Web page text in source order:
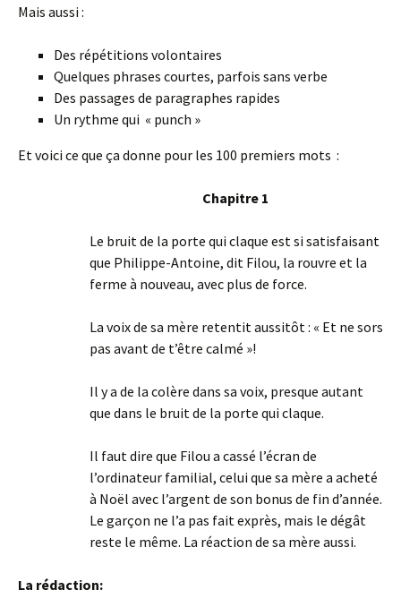
Mais aussi :
Des répétitions volontaires
Quelques phrases courtes, parfois sans verbe
Des passages de paragraphes rapides
Un rythme qui « punch »
Et voici ce que ça donne pour les 100 premiers mots :
Chapitre 1
Le bruit de la porte qui claque est si satisfaisant
que Philippe-Antoine, dit Filou, la rouvre et la
ferme à nouveau, avec plus de force.
La voix de sa mère retentit aussitôt : « Et ne sors
pas avant de t’être calmé »!
Il y a de la colère dans sa voix, presque autant
que dans le bruit de la porte qui claque.
Il faut dire que Filou a cassé l’écran de
l’ordinateur familial, celui que sa mère a acheté
à Noël avec l’argent de son bonus de fin d’année.
Le garçon ne l’a pas fait exprès, mais le dégât
reste le même. La réaction de sa mère aussi.
La rédaction: